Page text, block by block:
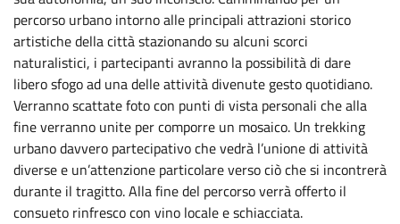
percorso urbano intorno alle principali attrazioni storico
artistiche della città stazionando su alcuni scorci
naturalistici, i partecipanti avranno la possibilità di dare
libero sfogo ad una delle attività divenute gesto quotidiano.
Verranno scattate foto con punti di vista personali che alla
fine verranno unite per comporre un mosaico. Un trekking
urbano davvero partecipativo che vedrà l’unione di attività
diverse e un’attenzione particolare verso ciò che si incontrerà
durante il tragitto. Alla fine del percorso verrà offerto il
consueto rinfresco con vino locale e schiacciata.